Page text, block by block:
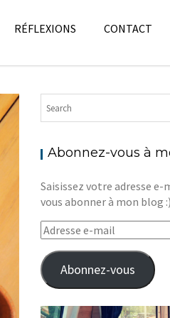
RÉFLEXIONS CONTACT
Abonnez-vous à
Saisissez votre adresse e-
vous abonner à mon blog :)
Adresse
e-
mail
Abonnez-vous